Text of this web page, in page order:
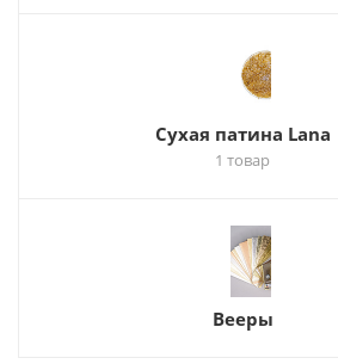
Сухая патина Lana
1 товар
Вееры